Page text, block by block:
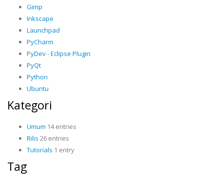
Gimp
Inkscape
Launchpad
PyCharm
PyDev - Eclipse Plugin
PyQt
Python
Ubuntu
Kategori
Umum 14 entries
Rilis 26 entries
Tutorials 1 entry
Tag